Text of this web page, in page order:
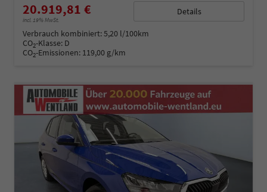
20.919,81 €
incl. 19% MwSt.
Details
Verbrauch kombiniert:5,20 l/100km
CO2-Klasse: D
CO2-Emissionen: 119,00 g/km